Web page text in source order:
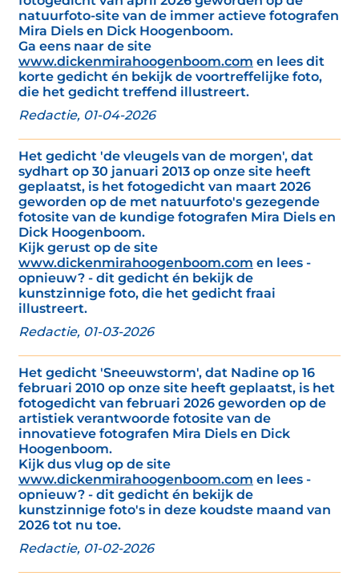
natuurfoto-site van de immer actieve fotografen
Mira Diels en Dick Hoogenboom.
Ga eens naar de site
www.dickenmirahoogenboom.com en lees dit
korte gedicht én bekijk de voortreffelijke foto,
die het gedicht treffend illustreert.
Redactie, 01-04-2026
Het gedicht 'de vleugels van de morgen', dat
sydhart op 30 januari 2013 op onze site heeft
geplaatst, is het fotogedicht van maart 2026
geworden op de met natuurfoto's gezegende
fotosite van de kundige fotografen Mira Diels en
Dick Hoogenboom.
Kijk gerust op de site
www.dickenmirahoogenboom.com en lees -
opnieuw? - dit gedicht én bekijk de
kunstzinnige foto, die het gedicht fraai
illustreert.
Redactie, 01-03-2026
Het gedicht 'Sneeuwstorm', dat Nadine op 16
februari 2010 op onze site heeft geplaatst, is het
fotogedicht van februari 2026 geworden op de
artistiek verantwoorde fotosite van de
innovatieve fotografen Mira Diels en Dick
Hoogenboom.
Kijk dus vlug op de site
www.dickenmirahoogenboom.com en lees -
opnieuw? - dit gedicht én bekijk de
kunstzinnige foto's in deze koudste maand van
2026 tot nu toe.
Redactie, 01-02-2026